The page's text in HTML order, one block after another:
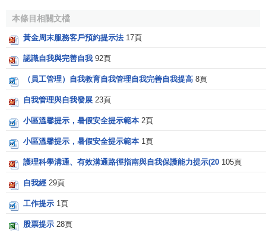
店主非常高興，拿出一輛給湯姆看。
湯姆仔細看了之後就問老闆：“車上沒燈，可是你們的廣
告上的自行車是有燈的啊。”
“不錯，小伙子!”老闆毫不遲疑地回答說，“但車燈不包括
在車的價錢裡面，要車燈就要加錢。”
“車的價錢不包括燈?”湯姆氣呼呼地說，“如果廣告上有
燈，車燈就應該包括在售價之內。 ”
“好啦，小伙子!”老闆理直氣壯地回答，“我們廣告上還有
參考文獻
本條目相關文檔
黃金周末服務客戶預約提示法 17頁
認識自我與完善自我 92頁
（員工管理）自我教育自我管理自我完善自我提高 8頁
自我管理與自我發展 23頁
小區溫馨提示，暑假安全提示範本 2頁
小區溫馨提示，暑假安全提示範本 1頁
護理科學溝通、有效溝通路徑指南與自我保護能力提示(20 105頁
自我經 29頁
工作提示 1頁
股票提示 28頁